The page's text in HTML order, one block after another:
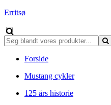
Erritsø
Forside
Mustang cykler
125 års historie